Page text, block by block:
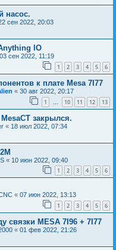
насос.
сен 2022, 20:03
IO
03 сен 2022, 11:19
1 2 3 4 5 6
к плате Mesa 7I77
« 30 авг 2022, 20:17
1 … 10 11 12 13
закрылся.
« 18 июл 2022, 07:34
« 10 июн 2022, 09:40
1 2 3 4 5 6
« 07 июн 2022, 13:13
1 2 3 4 5 6
связки MESA 7I96 + 7I77
« 01 фев 2022, 21:26